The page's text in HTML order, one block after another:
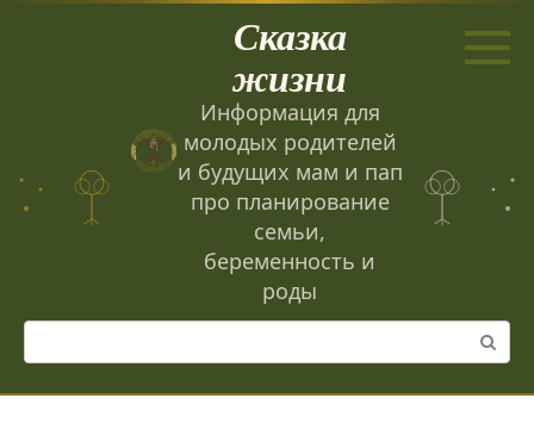
Сказка
жизни
Информация для
молодых родителей
и будущих мам и пап
про планирование
семьи,
беременность и
роды
Поиск: